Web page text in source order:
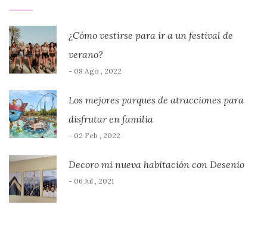
¿Cómo vestirse para ir a un festival de
verano?
- 08 Ago , 2022
Los mejores parques de atracciones para
disfrutar en familia
- 02 Feb , 2022
Decoro mi nueva habitación con Desenio
- 06 Jul , 2021